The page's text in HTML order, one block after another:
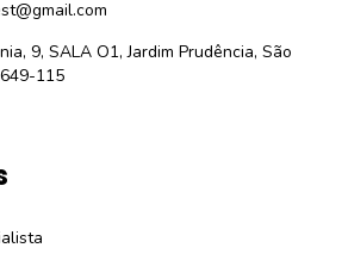
9, SALA O1, Jardim Prudência, São
115